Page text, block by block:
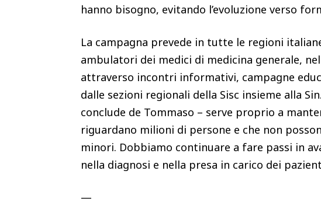
hanno bisogno, evitando l’evoluzione verso
La campagna prevede in tutte le regioni
ambulatori dei medici di medicina generale,
attraverso incontri informativi, campagne
dalle sezioni regionali della Sisc insieme alla
conclude de Tommaso – serve proprio a
riguardano milioni di persone e che non
minori. Dobbiamo continuare a fare passi in
nella diagnosi e nella presa in carico dei
—